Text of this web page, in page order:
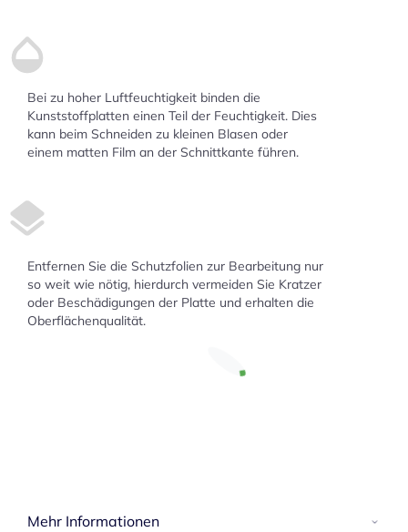
Bei zu hoher Luftfeuchtigkeit binden die
Kunststoffplatten einen Teil der Feuchtigkeit. Dies
kann beim Schneiden zu kleinen Blasen oder
einem matten Film an der Schnittkante führen.
Entfernen Sie die Schutzfolien zur Bearbeitung nur
so weit wie nötig, hierdurch vermeiden Sie Kratzer
oder Beschädigungen der Platte und erhalten die
Oberflächenqualität.
Mehr Informationen